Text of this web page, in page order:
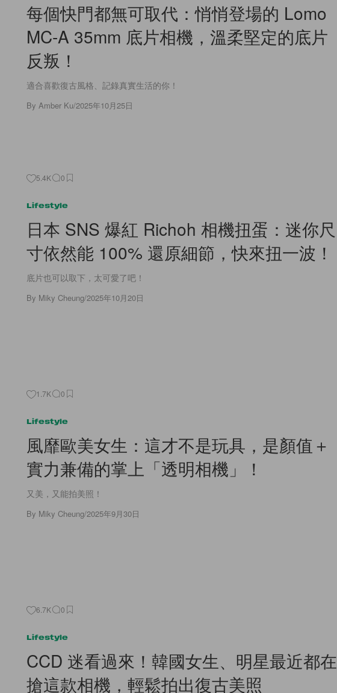
每個快門都無可取代：悄悄登場的 Lomo
MC-A 35mm 底片相機，溫柔堅定的底片
反叛！
適合喜歡復古風格、記錄真實生活的你！
By Amber Ku/2025年10月25日
5.4K 0
Lifestyle
日本 SNS 爆紅 Richoh 相機扭蛋：迷你尺
寸依然能 100% 還原細節，快來扭一波！
底片也可以取下，太可愛了吧！
By Miky Cheung/2025年10月20日
1.7K 0
Lifestyle
風靡歐美女生：這才不是玩具，是顏值＋
實力兼備的掌上「透明相機」！
又美，又能拍美照！
By Miky Cheung/2025年9月30日
6.7K 0
Lifestyle
CCD 迷看過來！韓國女生、明星最近都在
搶這款相機，輕鬆拍出復古美照